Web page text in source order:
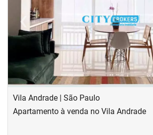
‹ Previous
Vila Andrade | São Paulo
Apartamento à venda no Vila Andrade